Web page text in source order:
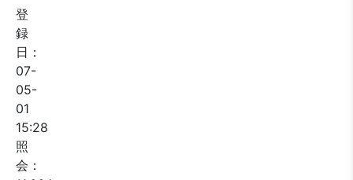
登
録
日：
07-
05-
01
15:28
照
会：